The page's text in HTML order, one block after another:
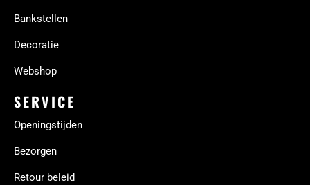
Bankstellen
Decoratie
Webshop
SERVICE
Openingstijden
Bezorgen
Retour beleid